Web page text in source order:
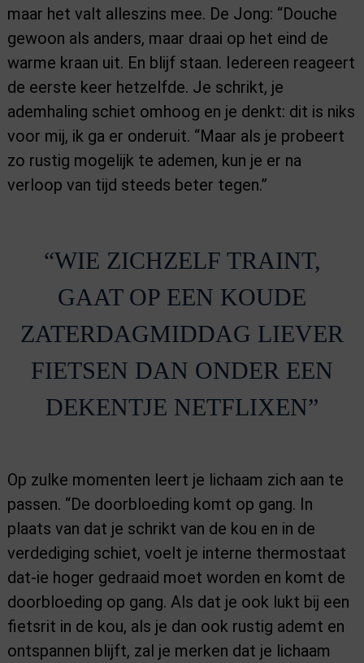
maar het valt alleszins mee. De Jong: “Douche
gewoon als anders, maar draai op het eind de
warme kraan uit. En blijf staan. Iedereen reageert
de eerste keer hetzelfde. Je schrikt, je
ademhaling schiet omhoog en je denkt: dit is niks
voor mij, ik ga er onderuit. “Maar als je probeert
zo rustig mogelijk te ademen, kun je er na
verloop van tijd steeds beter tegen.”
“WIE ZICHZELF TRAINT,
GAAT OP EEN KOUDE
ZATERDAGMIDDAG LIEVER
FIETSEN DAN ONDER EEN
DEKENTJE NETFLIXEN”
Op zulke momenten leert je lichaam zich aan te
passen. “De doorbloeding komt op gang. In
plaats van dat je schrikt van de kou en in de
verdediging schiet, voelt je interne thermostaat
dat-ie hoger gedraaid moet worden en komt de
doorbloeding op gang. Als dat je ook lukt bij een
fietsrit in de kou, als je dan ook rustig ademt en
ontspannen blijft, zal je merken dat je lichaam